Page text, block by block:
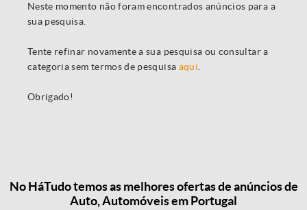
Neste momento não foram encontrados anúncios para a
sua pesquisa.
Tente refinar novamente a sua pesquisa ou consultar a
categoria sem termos de pesquisa aqui
Obrigado!
No HáTudo temos as melhores ofertas de anúncios de
Auto, Automóveis em Portugal